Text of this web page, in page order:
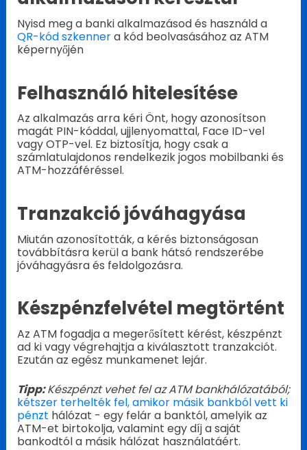
Nyisd meg a banki alkalmazásod és használd a
QR-kód szkennera kód beolvasásához az ATM
képernyőjén
Felhasználó hitelesítése
Az alkalmazás arra kéri Önt, hogy azonosítson
magát PIN-kóddal, ujjlenyomattal, Face ID-vel
vagy OTP-vel. Ez biztosítja, hogy csak a
számlatulajdonos rendelkezik jogos mobilbanki és
ATM-hozzáféréssel.
Tranzakció jóváhagyása
Miután azonosították, a kérés biztonságosan
továbbításra kerül a bank hátsó rendszerébe
jóváhagyásra és feldolgozásra.
Készpénzfelvétel megtörtént
Az ATM fogadja a megerősített kérést, készpénzt
ad ki vagy végrehajtja a kiválasztott tranzakciót.
Ezután az egész munkamenet lejár.
Tipp:Készpénzt vehet fel az ATM bankhálózatából;
kétszer terhelték fel, amikor másik bankból vett ki
pénzt hálózat - egy felár a banktól, amelyik az
ATM-et birtokolja, valamint egy díj a saját
bankodtól a másik hálózat használatáért.